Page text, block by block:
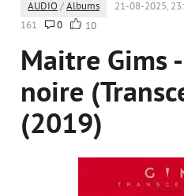
AUDIO /Albums 21-08-2025,
161
0 10
Maitre Gims
noire
(2019)